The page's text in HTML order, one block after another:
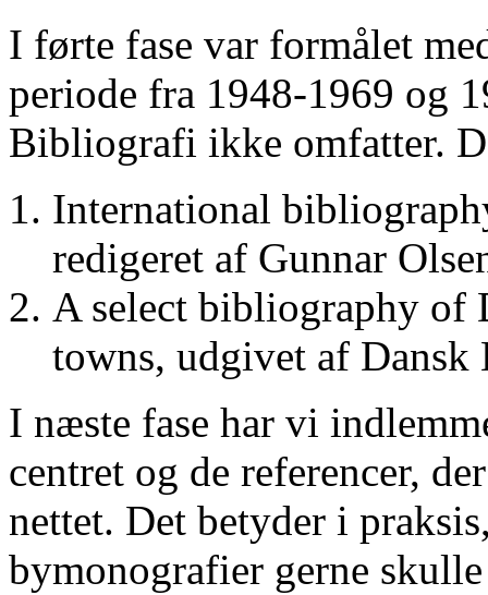
I førte fase var formålet
periode fra 1948-1969 og
Bibliografi ikke omfatter.
International
redigeret af Gunnar
A select bibliography of
towns, udgivet af
I næste fase har vi
centret og de referencer,
nettet. Det betyder i
bymonografier gerne